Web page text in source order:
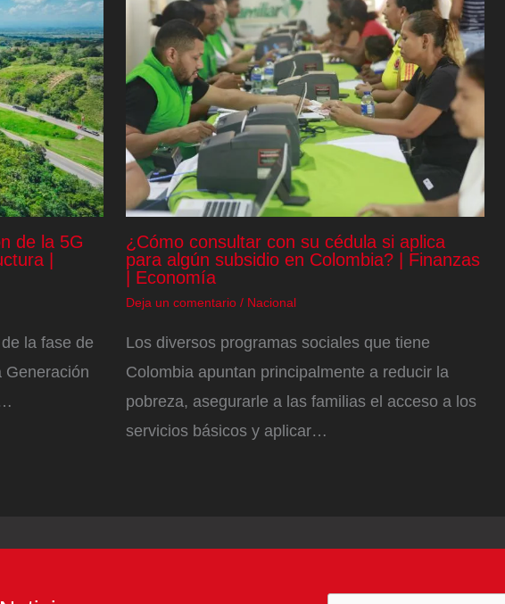
de la 5G
|
la fase de
Generación
¿Cómo consultar con su cédula si aplica
para algún subsidio en Colombia? | Finanzas
| Economía
Deja un comentario / Nacional
Los diversos programas sociales que tiene
Colombia apuntan principalmente a reducir la
pobreza, asegurarle a las familias el acceso a los
servicios básicos y aplicar…